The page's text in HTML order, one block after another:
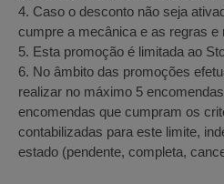
4. Caso o desconto não seja
cumpre a mecânica e as regras e
5. Esta promoção é limitada ao
6. No âmbito das promoções
realizar no máximo 5
encomendas que cumpram os
contabilizadas para este limite,
estado (pendente, completa,